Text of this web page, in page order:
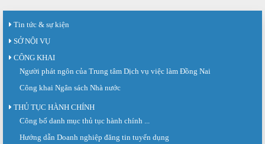
Tin tức & sự kiện
SỞ NỘI VỤ
CÔNG KHAI
Người phát ngôn của Trung tâm Dịch vụ việc làm Đồng Nai
Công khai Ngân sách Nhà nước
THỦ TỤC HÀNH CHÍNH
Công bố danh mục thủ tục hành chính ...
Hướng dẫn Doanh nghiệp đăng tin tuyển dụng
Sàn giao dịch việc làm lần thứ 08 năm 2026: Hơn 4.300 cơ hội...
Sáng ngày 03/8/2026, Trung tâm Dịch vụ việc làm Đồng Nai tổ chức Sàn giao